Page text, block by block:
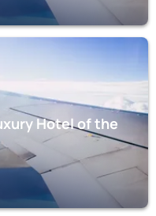
Hotel of the